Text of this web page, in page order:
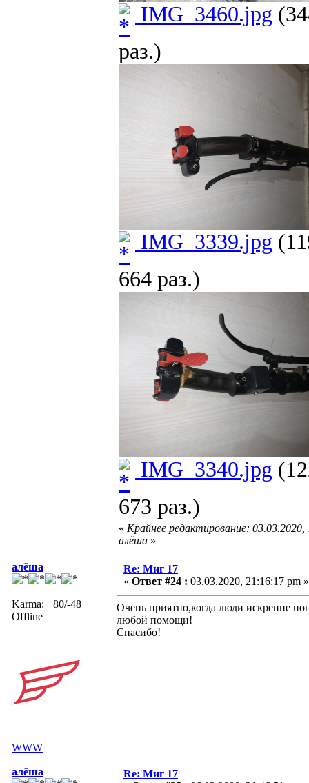
IMG_3460.jpg
раз.)
IMG_3339.jpg
664 раз.)
IMG_3340.jpg
673 раз.)
« Крайнее редактирование:
алёша »
алёша
Karma: +80/-48
Offline
WWW
Re: Миг 17
« Ответ #24 : 03.03.2020, 21:16:17 pm »
Очень приятно,когда люди искренне
любой помощи!
Спасибо!
алёша
Re: Миг 17